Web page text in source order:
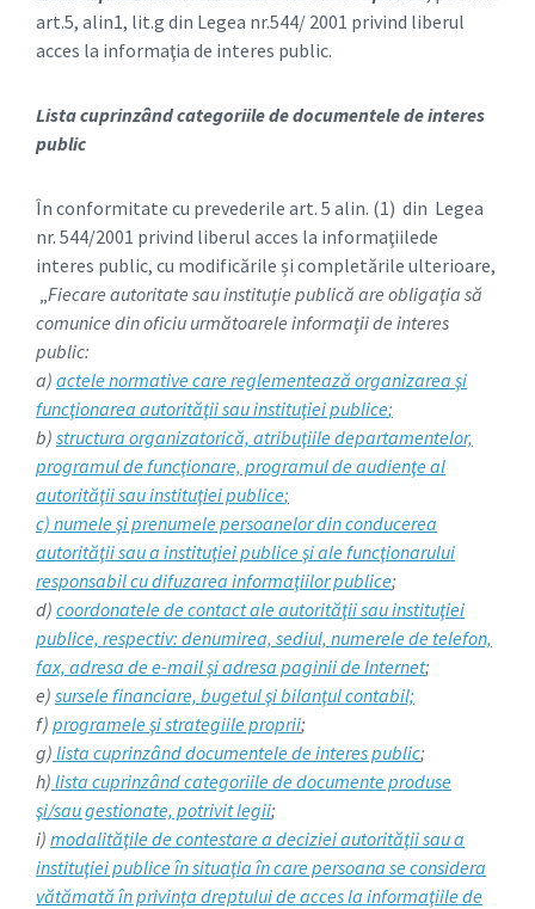
art.5, alin1, lit.g din Legea nr.544/ 2001 privind liberul
acces la informaţia de interes public.
Lista cuprinzând categoriile de documentele de interes
public
În conformitate cu prevederile art. 5 alin. (1) din Legea
nr. 544/2001 privind liberul acces la informaţiilede
interes public, cu modificările și completările ulterioare,
„Fiecare autoritate sau instituţie publică are obligaţia să
comunice din oficiu următoarele informaţii de interes
public:
a) actele normative care reglementează organizarea şi
funcţionarea autorităţii sau instituţiei publice;
b) structura organizatorică, atribuţiile departamentelor,
programul de funcţionare, programul de audienţe al
autorităţii sau instituţiei publice;
c) numele şi prenumele persoanelor din conducerea
autorităţii sau a instituţiei publice şi ale funcţionarului
responsabil cu difuzarea informaţiilor publice;
d) coordonatele de contact ale autorităţii sau instituţiei
publice, respectiv: denumirea, sediul, numerele de telefon,
fax, adresa de e-mail şi adresa paginii de Internet;
e) sursele financiare, bugetul şi bilanţul contabil;
f) programele şi strategiile proprii;
g) lista cuprinzând documentele de interes public;
h) lista cuprinzând categoriile de documente produse
şi/sau gestionate, potrivit legii;
i) modalităţile de contestare a deciziei autorităţii sau a
instituţiei publice în situaţia în care persoana se considera
vătămată în privinţa dreptului de acces la informaţiile de